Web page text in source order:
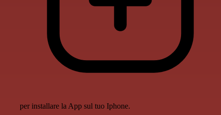
per installare la App sul tuo Iphone.